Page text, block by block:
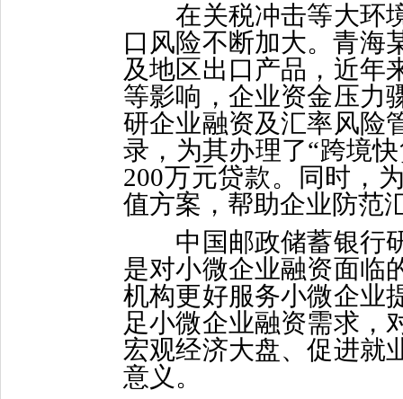
在关税冲击等大环境
口风险不断加大。青海
及地区出口产品，近年
等影响，企业资金压力
研企业融资及汇率风险
录，为其办理了“跨境
200万元贷款。同时，
值方案，帮助企业防范
中国邮政储蓄银行研
是对小微企业融资面临
机构更好服务小微企业
足小微企业融资需求，
宏观经济大盘、促进就
意义。